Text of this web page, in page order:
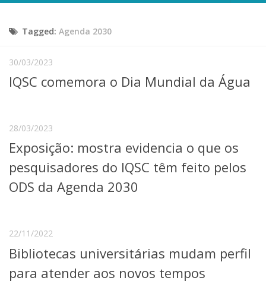
Escola, Institutos e Órgãos
Núcleos e Comissões
Telefones e Mapas
Graduação
Pós-Graduação
Educação a distância
Cursos de Extensão
Pesquisa e Inovação
Iniciação Científica
Transferência de Tecnologia
Extensão à Comunidade
Tagged: Agenda 2030
30/03/2023
IQSC comemora o Dia Mundial da Água
28/03/2023
Exposição: mostra evidencia o que os
pesquisadores do IQSC têm feito pelos
ODS da Agenda 2030
22/11/2022
Bibliotecas universitárias mudam perfil
para atender aos novos tempos